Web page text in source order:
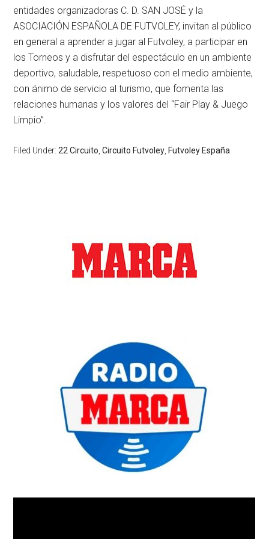
entidades organizadoras C. D. SAN JOSÉ y la
ASOCIACIÓN ESPAÑOLA DE FUTVOLEY, invitan al público
en general a aprender a jugar al Futvoley, a participar en
los Torneos y a disfrutar del espectáculo en un ambiente
deportivo, saludable, respetuoso con el medio ambiente,
con ánimo de servicio al turismo, que fomenta las
relaciones humanas y los valores del “Fair Play & Juego
Limpio”.
Filed Under:22 Circuito ,Circuito Futvoley Futvoley España